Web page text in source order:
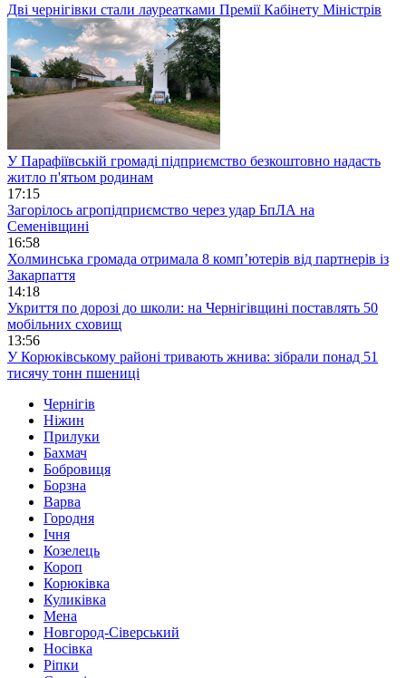
Дві чернігівки стали лауреатками Премії Кабінету Міністрів
У Парафіївській громаді підприємство безкоштовно надасть
житло п'ятьом родинам
17:15
Загорілось агропідприємство через удар БпЛА на
Семенівщині
16:58
Холминська громада отримала 8 комп’ютерів від партнерів із
Закарпаття
14:18
Укриття по дорозі до школи: на Чернігівщині поставлять 50
мобільних сховищ
13:56
У Корюківському районі тривають жнива: зібрали понад 51
тисячу тонн пшениці
Чернігів
Ніжин
Прилуки
Бахмач
Бобровиця
Борзна
Варва
Городня
Ічня
Козелець
Короп
Корюківка
Куликівка
Мена
Новгород-Сіверський
Носівка
Ріпки